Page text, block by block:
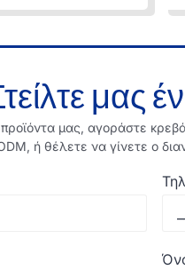
μας
μας, αγοράστε
ή θέλετε να γίνετε ο